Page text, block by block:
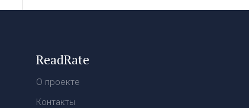
ReadRate
О проекте
Контакты